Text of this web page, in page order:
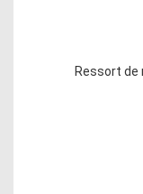
Ressort de